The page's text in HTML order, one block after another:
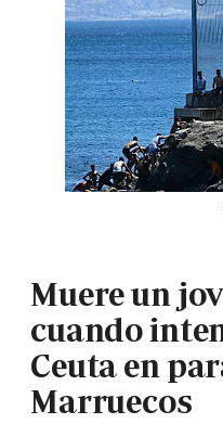
Muere un
cuando
Ceuta en
Marruecos